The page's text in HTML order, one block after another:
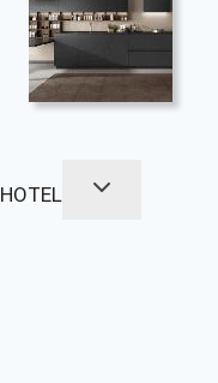
HOTEL